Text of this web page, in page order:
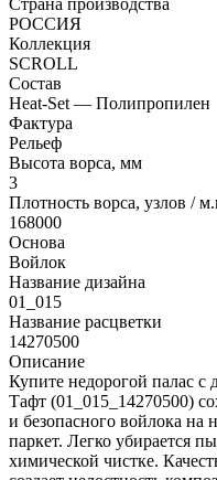
РОССИЯ
Коллекция
SCROLL
Состав
Heat-Set — Полипропилен
Фактура
Рельеф
Высота ворса, мм
3
Плотность ворса, узлов /
168000
Основа
Войлок
Название дизайна
01_015
Название расцветки
14270500
Описание
Купите недорогой палас с
Тафт (01_015_14270500)
и безопасного войлока на
паркет. Легко убирается
химической чистке.